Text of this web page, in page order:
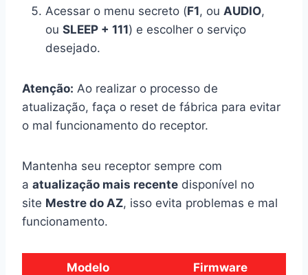
Acessar o menu secreto (F1, ou AUDIO,
ou SLEEP + 111) e escolher o serviço
desejado.
Atenção: Ao realizar o processo de
atualização, faça o reset de fábrica para evitar
o mal funcionamento do receptor.
Mantenha seu receptor sempre com
a atualização mais recente disponível no
site Mestre do AZ, isso evita problemas e mal
funcionamento.
Modelo Firmware